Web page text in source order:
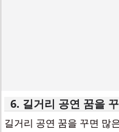
6. 길거리 공연 꿈을
길거리 공연 꿈을 꾸면 많